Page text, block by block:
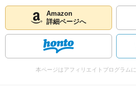
Amazon
詳細ページへ
本ページはアフィリエイトプログラム